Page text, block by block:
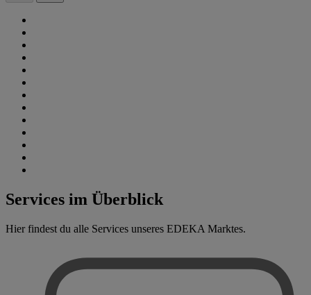
Services im Überblick
Hier findest du alle Services unseres EDEKA Marktes.